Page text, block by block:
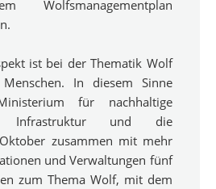
ist bei der Thematik Wolf
In diesem Sinne
für nachhaltige
Infrastruktur und die
zusammen mit mehr
und Verwaltungen fünf
zum Thema Wolf, mit dem